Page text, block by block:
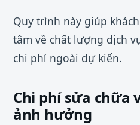
Quy trình này giúp
tâm về chất lượng dịch
chi phí ngoài dự kiến.
Chi phí sửa chữa
ảnh hưởng